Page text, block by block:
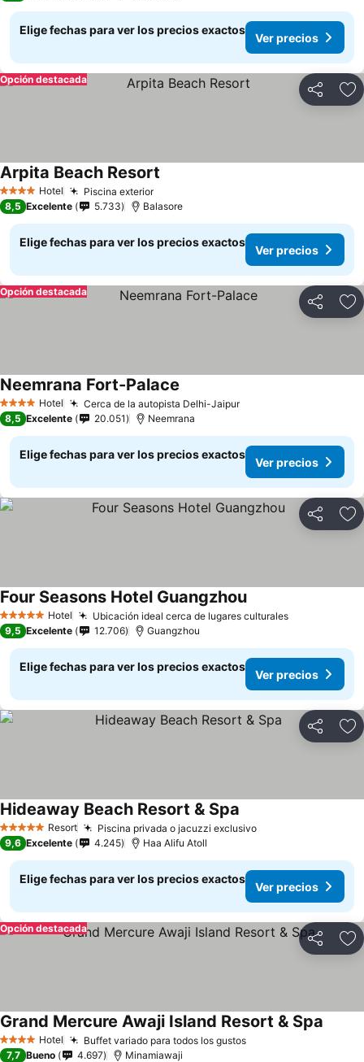
Elige fechas para ver los precios exactos
Ver precios
Compartir
Opción destacada
4 EstrellasHotel Piscina exterior
Arpita Beach Resort
8,5 Excelente 5.733 Balasore
Elige fechas para ver los precios exactos
Ver precios
Compartir
Opción destacada
4 EstrellasHotel Cerca de la autopista Delhi-Jaipur
Neemrana Fort-Palace
8,5 Excelente 20.051 Neemrana
Elige fechas para ver los precios exactos
Ver precios
Compartir
5 Estrellas Hotel Ubicación ideal cerca de lugares culturales
Four Seasons Hotel Guangzhou
9,5 Excelente 12.706 Guangzhou
Elige fechas para ver los precios exactos
Ver precios
Compartir
5 Estrellas Resort Piscina privada o jacuzzi exclusivo
Hideaway Beach Resort & Spa
9,6 Excelente 4.245 Haa Alifu Atoll
Elige fechas para ver los precios exactos
Ver precios
Compartir
Opción destacada
4 EstrellasHotel Buffet variado para todos los gustos
Grand Mercure Awaji Island Resort & Spa
7,7 Bueno 4.697 Minamiawaji